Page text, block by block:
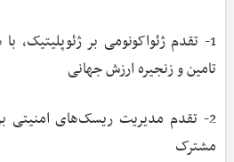
1- تقدم ژئواکونومی بر ژئوپلیتیک،
تامین و زنجیره ارزش جهانی
2- تقدم مدیریت ریسک‌های امنیتی
مشترک